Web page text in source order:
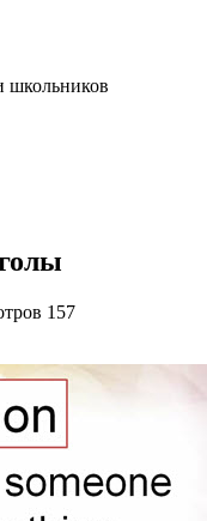
школьников
157